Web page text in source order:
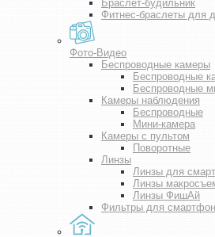
Браслет-будильник
Фитнес-браслеты для
Фото-Видео
Беспроводные камеры
Беспроводные
Беспроводные
Камеры наблюдения
Беспроводные
Мини-камера
Камеры с пультом
Поворотные
Линзы
Линзы для
Линзы
Линзы ФишАй
Фильтры для